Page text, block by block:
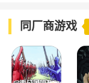
同厂商游戏